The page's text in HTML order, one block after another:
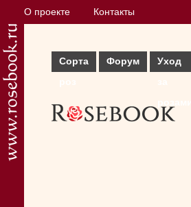
О проекте Контакты
Сорта
Форум
Уход